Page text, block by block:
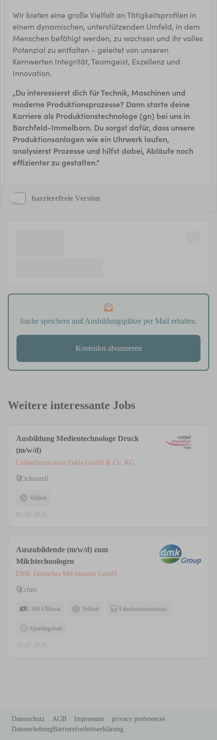
barrierefreie Version
Suche speichern und Ausbildungsplätze per Mail erhalten.
Kostenlos abonnieren
Weitere interessante Jobs
Ausbildung Medientechnologe Druck
(m/w/d)
ColdsetInnovation Fulda GmbH & Co. KG
Eichenzell
Vollzeit
01.08.2026
Auszubildende (m/w/d) zum
Milchtechnologen
DMK Deutsches Milchkontor GmbH
Erfurt
1.300 €/Monat Vollzeit Fahrtkostenzuschuss
Sportangebote
31.07.2026
Datenschutz AGB Impressum
privacy preferences
DatenerhebungBarrierefreiheitserklärung